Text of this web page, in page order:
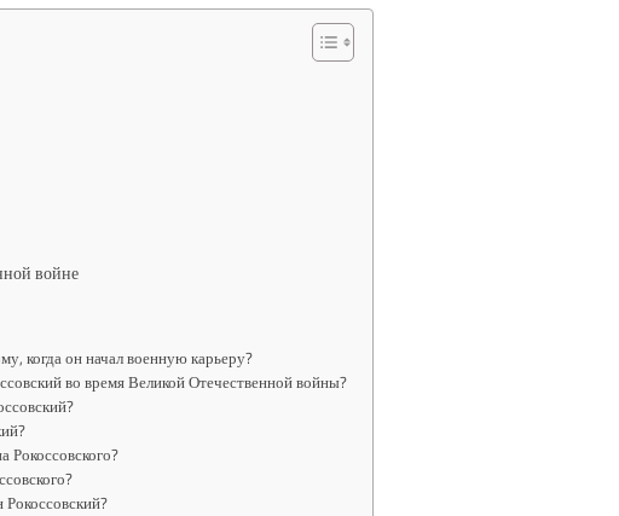
войне
когда он начал военную карьеру?
во время Великой Отечественной войны?
Рокоссовского?